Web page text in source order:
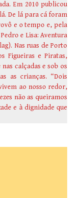
Em 2010 publicou
De lá para cá foram
e o tempo e, pela
e Lisa: Aventura
Nas ruas de Porto
Figueiras e Piratas,
calçadas e sob os
as crianças. “Dois
ao nosso redor,
não as queiramos
e à dignidade que